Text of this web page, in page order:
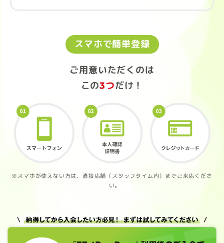
スマホで簡単登録
ご用意いただくのは
この3つだけ！
※スマホが使えない方は、直接店舗（スタッフタイム内）までご来店くださ
い。